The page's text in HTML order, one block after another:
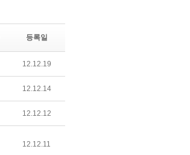
등록일
12.12.19
12.12.14
12.12.12
12.12.11